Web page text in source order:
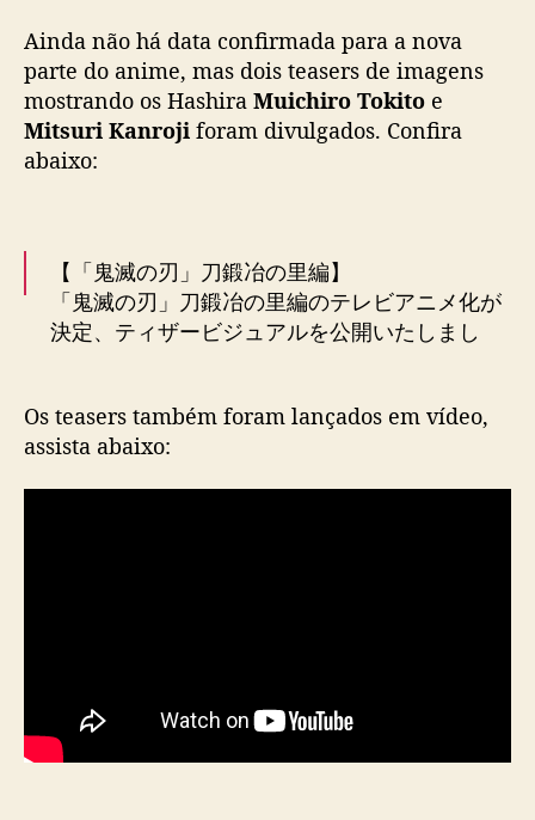
a
é
a
n
a
d
a
Ainda não há data confirmada para a nova
parte do anime, mas dois teasers de imagens
mostrando os Hashira Muichiro Tokito e
Mitsuri Kanroji foram divulgados. Confira
abaixo:
【「鬼滅の刃」刀鍛冶の里編】
「鬼滅の刃」刀鍛冶の里編のテレビアニメ化が
決定、ティザービジュアルを公開いたしまし
Jw#鬼滅の刃 pic.twitter.com/SUP84bWnEO
Os teasers também foram lançados em vídeo,
assista abaixo: